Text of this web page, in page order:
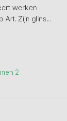
werken
Zijn glins...
2